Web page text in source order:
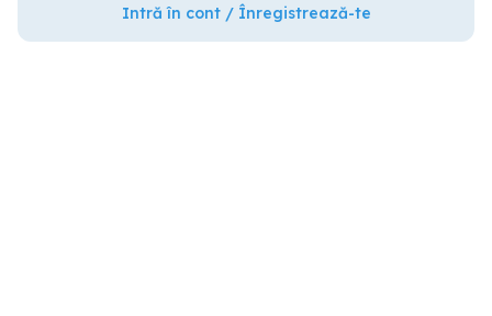
Intră în cont / Înregistrează-te